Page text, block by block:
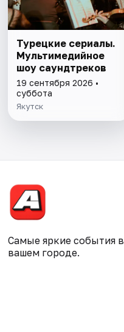
Турецкие сериалы.
Мультимедийное
шоу саундтреков
19 сентября 2026 •
суббота
Якутск
Самые яркие события в
вашем городе.